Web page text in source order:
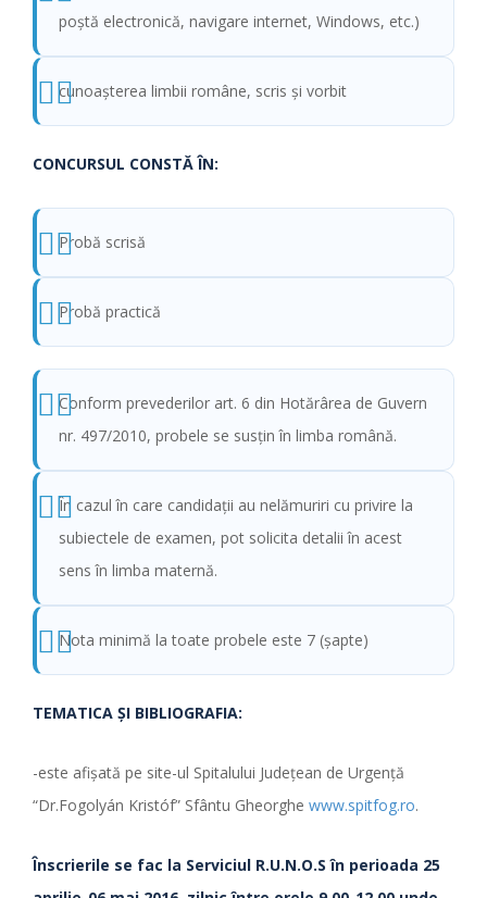
poştă electronică, navigare internet, Windows, etc.)
cunoaşterea limbii române, scris şi vorbit
CONCURSUL CONSTĂ ÎN:
Probă scrisă
Probă practică
Conform prevederilor art. 6 din Hotărârea de Guvern
nr. 497/2010, probele se susţin în limba română.
În cazul în care candidaţii au nelămuriri cu privire la
subiectele de examen, pot solicita detalii în acest
sens în limba maternă.
Nota minimă la toate probele este 7 (şapte)
TEMATICA ŞI BIBLIOGRAFIA:
-este afişată pe site-ul Spitalului Judeţean de Urgenţă
“Dr.Fogolyán Kristóf” Sfântu Gheorghe www.spitfog.ro.
Înscrierile se fac la Serviciul R.U.N.O.S în perioada 25